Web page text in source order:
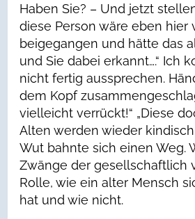
Haben Sie? – Und jetzt
diese Person wäre eben hier
beigegangen und hätte das
und Sie dabei erkannt….“ Ich
nicht fertig aussprechen.
dem Kopf
vielleicht verrückt!“ „Diese
Alten werden wieder
Wut bahnte sich einen Weg.
Zwänge der gesellschaftlich
Rolle, wie ein alter Mensch
hat und wie nicht.